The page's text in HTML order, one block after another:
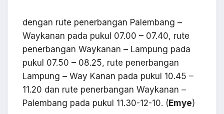
dengan rute penerbangan Palembang –
Waykanan pada pukul 07.00 – 07.40, rute
penerbangan Waykanan – Lampung pada
pukul 07.50 – 08.25, rute penerbangan
Lampung – Way Kanan pada pukul 10.45 –
11.20 dan rute penerbangan Waykanan –
Palembang pada pukul 11.30-12-10. ( Emye)